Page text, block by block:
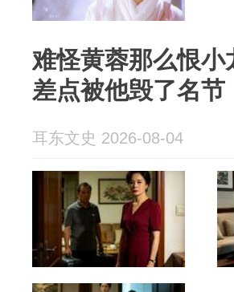
难怪黄蓉那么恨
差点被他毁了名节
耳东文史 2026-08-04